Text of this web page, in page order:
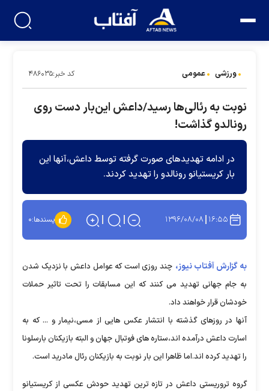
ورزشی عمومی کد خبر:۴۸۶۰۳۵
نوبت به رئالی‌ها رسید/داعش این‌بار دست روی
رونالدو گذاشت!
در ادامه تهدیدهای صورت گرفته توسط داعش،آنها این
بار کریستیانو رونالدو را تهدید کردند.
۱۶:۵۵ ۱۳۹۶/۰۸/۰۸ پسندها:۰
به گزارش آفتاب نیوز، چند روزی است که عوامل داعش با نزدیک شدن
به جام جهانی تهدید می کنند که این مسابقات را تحت تاثیر حملات
خودشان قرار خواهند داد.
آنها در روزهای گذشته با انتشار عکس هایی از مسی،نیمار و ... که به
اسارت داعش درآمده اند،ستاره های فوتبال جهان و البته بازیکنان بارسلونا
را تهدید کرده اند.اما ظاهرا این بار نوبت به بازیکنان رئال مادرید است.
گروه تروریستی داعش در تازه ترین تهدید حودش عکسی از کریستیانو